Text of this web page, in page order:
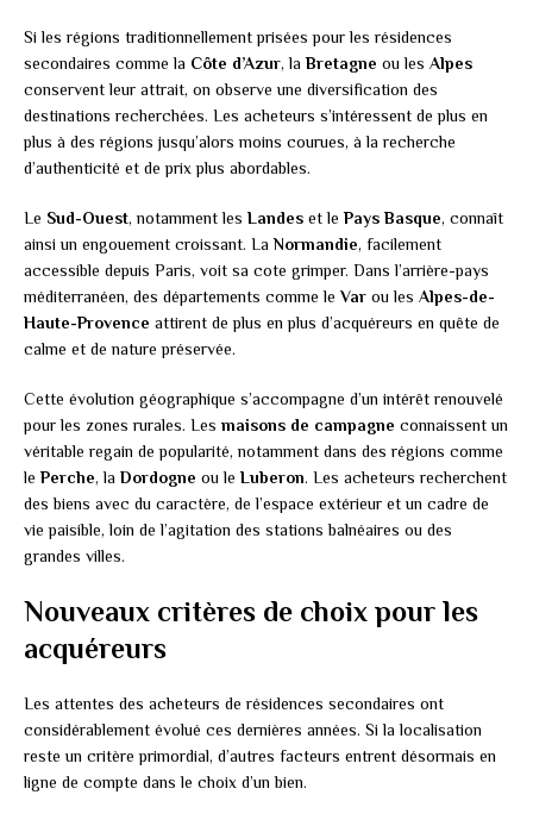
Si les régions traditionnellement prisées pour les résidences
secondaires comme la Côte d’Azur, laBretagne ou les Alpes
conservent leur attrait, on observe une diversification des
destinations recherchées. Les acheteurs s’intéressent de plus en
plus à des régions jusqu’alors moins courues, à la recherche
d’authenticité et de prix plus abordables.
Le Sud-Ouest, notamment lesLandes et lePays Basque, connaît
ainsi un engouement croissant. LaNormandie, facilement
accessible depuis Paris, voit sa cote grimper. Dans l’arrière-pays
méditerranéen, des départements comme leVar ou les Alpes-de-
Haute-Provence attirent de plus en plus d’acquéreurs en quête de
calme et de nature préservée.
Cette évolution géographique s’accompagne d’un intérêt renouvelé
pour les zones rurales. Les maisons de campagne connaissent un
véritable regain de popularité, notamment dans des régions comme
lePerche, la Dordogne ou leLuberon. Les acheteurs recherchent
des biens avec du caractère, de l’espace extérieur et un cadre de
vie paisible, loin de l’agitation des stations balnéaires ou des
grandes villes.
Nouveaux critères de choix pour les
acquéreurs
Les attentes des acheteurs de résidences secondaires ont
considérablement évolué ces dernières années. Si la localisation
reste un critère primordial, d’autres facteurs entrent désormais en
ligne de compte dans le choix d’un bien.